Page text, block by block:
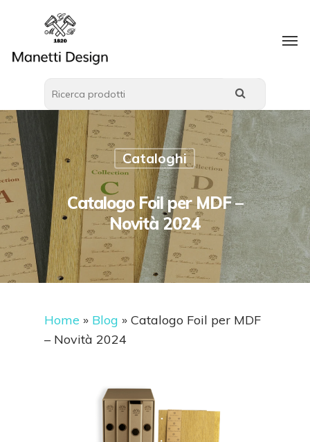
Cataloghi
Catalogo Foil per MDF –
Novità 2024
Home » Blog » Catalogo Foil per MDF
– Novità 2024